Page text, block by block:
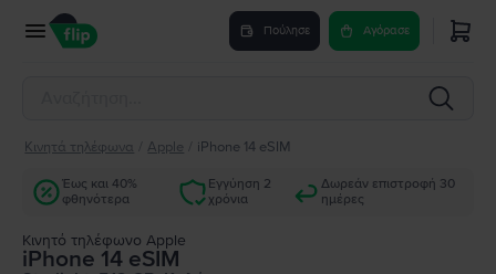
Πούλησε Αγόρασε
Κινητά τηλέφωνα Apple iPhone 14 eSIM
Έως και 40%
φθηνότερα
Εγγύηση 2
χρόνια
Δωρεάν επιστροφή 30
ημέρες
Κινητό τηλέφωνο Apple
iPhone 14 eSIM